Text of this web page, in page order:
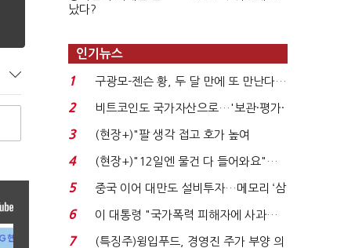
났다?
인기뉴스
1
구광모-젠슨 황, 두 달 만에 또 만난다…
로봇·AI 등 논...
2
비트코인도 국가자산으로…'보관·평가·
처분' 기준은 ...
3
(현장+)"팔 생각 접고 호가 높여
요"…'덜 똘똘한 한 채' 20...
4
(현장+)"12일엔 물건 다 들어와요"…
빈 매대 채우며 문 연 ...
5
중국 이어 대만도 설비투자…메모리 ‘삼
국전쟁’
6
이 대통령 "국가폭력 피해자에 사과…
적극적 조사로 진...
7
(특징주)윙입푸드, 경영진 주가 부양 의